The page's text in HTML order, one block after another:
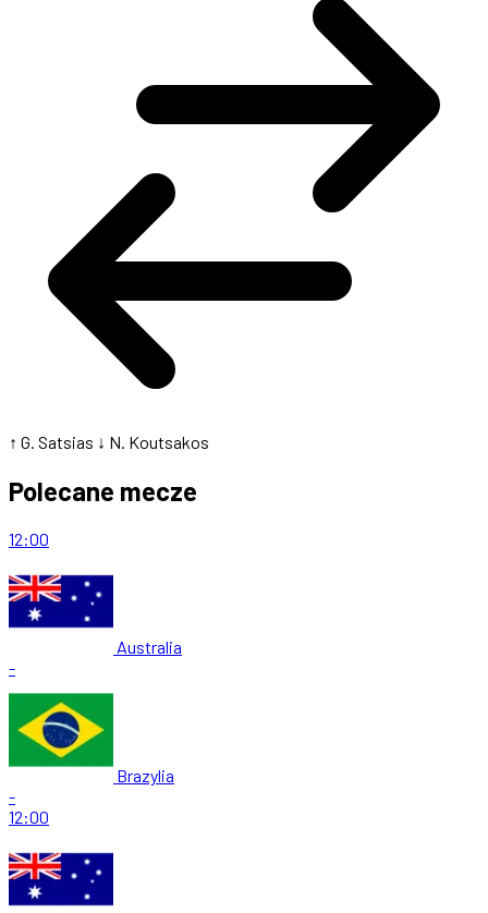
↑ G. Satsias ↓ N. Koutsakos
Polecane mecze
12:00
Australia
-
Brazylia
-
12:00